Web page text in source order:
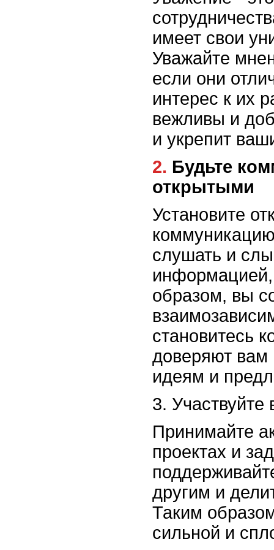
имеет свои
Уважайте
если они
интерес к их
вежливы и
и укрепит
2. Будьте коммуникабельными и
открытыми
Установите
слушать и
образом, вы
становитесь
доверяют вам
идеям и
3. Участвуйте
Принимайте
проектах и
другим и
Таким
сильной и